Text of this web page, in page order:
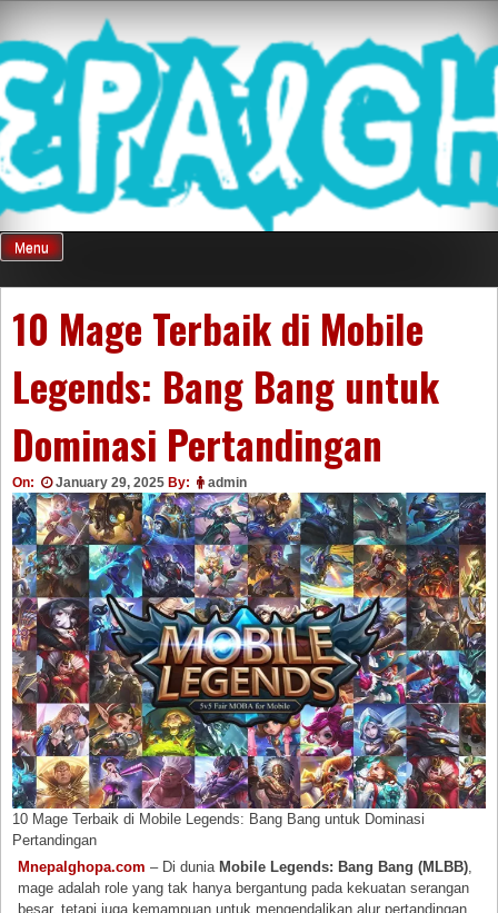
content
Mnepalghopa
Review Game
Terkini Paling
Seluruh Di
Indonesia
Menu
10 Mage Terbaik di Mobile
Legends: Bang Bang untuk
Dominasi Pertandingan
On: January 29, 2025 By: admin
10 Mage Terbaik di Mobile Legends: Bang Bang untuk Dominasi
Pertandingan
Mnepalghopa.com – Di dunia Mobile Legends: Bang Bang (MLBB)
mage adalah role yang tak hanya bergantung pada kekuatan serangan
besar, tetapi juga kemampuan untuk mengendalikan alur pertandingan.